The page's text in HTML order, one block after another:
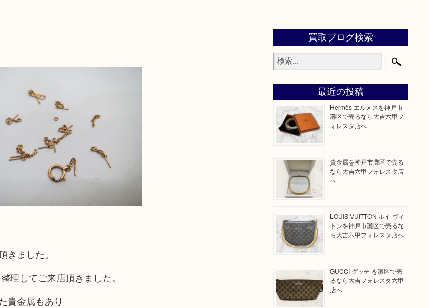
ました。
理してご来店頂きました。
貴金属もあり
買取ブログ検索
最近の投稿
Hermès エルメスを神戸市
灘区で売るなら大吉六甲フ
ォレスタ店へ
貴金属を神戸市灘区で売る
なら大吉六甲フォレスタ店
へ
LOUIS VUITTON ルイ ヴィ
トンを神戸市灘区で売るな
ら大吉六甲フォレスタ店へ
GUCCI グッチ を灘区で売
るなら大吉フォレスタ六甲
店へ